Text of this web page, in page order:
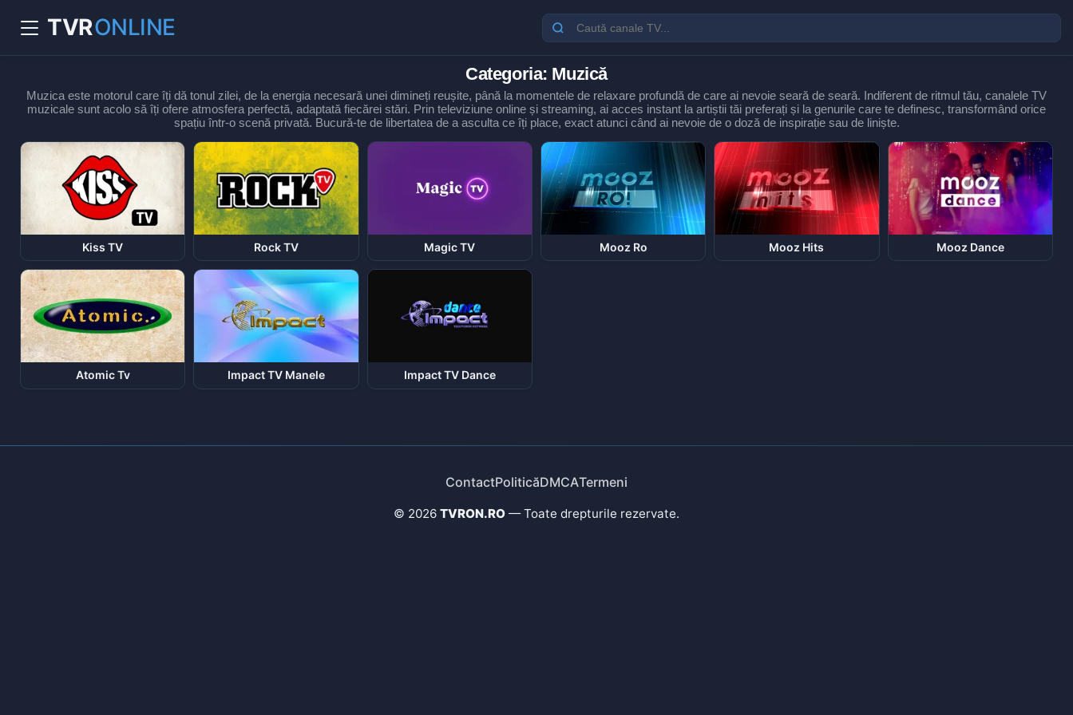
TVRONLINE
Categoria: Muzică
Muzica este motorul care îți dă tonul zilei, de la energia necesară unei dimineți reușite, până la momentele de relaxare profundă de care ai nevoie seară de seară. Indiferent de ritmul tău, canalele TV
muzicale sunt acolo să îți ofere atmosfera perfectă, adaptată fiecărei stări. Prin televiziune online și streaming, ai acces instant la artiștii tăi preferați și la genurile care te definesc, transformând orice
spațiu într-o scenă privată. Bucură-te de libertatea de a asculta ce îți place, exact atunci când ai nevoie de o doză de inspirație sau de liniște.
Kiss TV Rock TV Magic TV Mooz Ro Mooz Hits Mooz Dance
Atomic Tv Impact TV Manele Impact TV Dance
ContactPoliticăDMCATermeni
© 2026 TVRON.RO — Toate drepturile rezervate.